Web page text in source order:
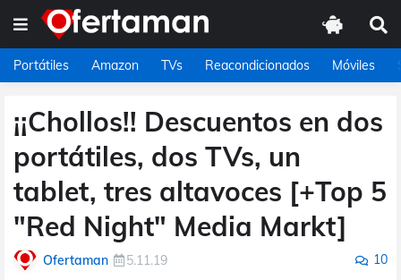
Portátiles Amazon TVs Reacondicionados Móviles
¡¡Chollos!! Descuentos en dos
portátiles, dos TVs, un
tablet, tres altavoces [+Top 5
"Red Night" Media Markt]
Ofertaman 5.11.19 10